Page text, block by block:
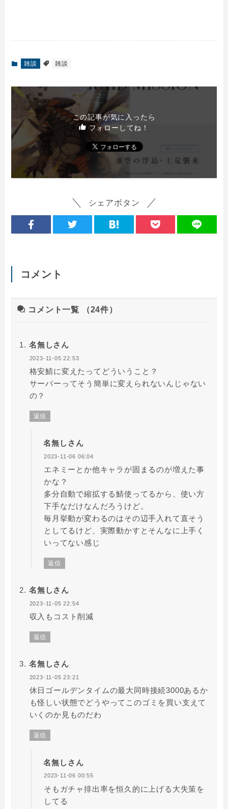
雑談 雑談
この記事が気に入ったら
フォローしてね！
シェアボタン
コメント
コメント一覧 （24件）
名無しさん
2023-11-05 22:53
格安鯖に変えたってどういうこと？
サーバーってそう簡単に変えられないんじゃない
の？
返信
名無しさん
2023-11-06 06:04
エネミーとか他キャラが固まるのが増えた事
かな？
多分自動で縮拡する鯖使ってるから、使い方
下手なだけなんだろうけど。
毎月挙動が変わるのはその辺手入れて直そう
としてるけど、実際動かすとそんなに上手く
いってない感じ
返信
名無しさん
2023-11-05 22:54
収入もコスト削減
返信
名無しさん
2023-11-05 23:21
休日ゴールデンタイムの最大同時接続3000あるか
も怪しい状態でどうやってこのゴミを買い支えて
いくのか見ものだわ
返信
名無しさん
2023-11-06 00:55
そもガチャ排出率を恒久的に上げる大失策を
してる